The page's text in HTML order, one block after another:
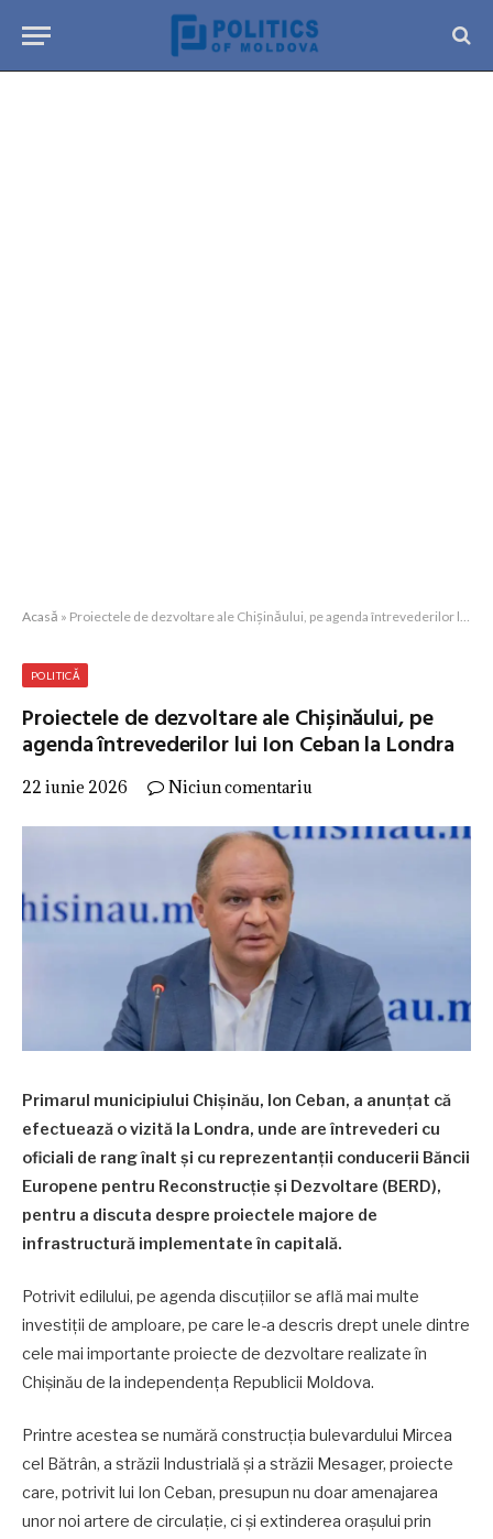
Acasă » Proiectele de dezvoltare ale Chișinăului, pe agenda întrevederilor lui Ion Ceban la Londra
POLITICĂ
Proiectele de dezvoltare ale Chișinăului, pe
agenda întrevederilor lui Ion Ceban la Londra
22 iunie 2026 Niciun comentariu
Primarul municipiului Chișinău, Ion Ceban, a anunțat că
efectuează o vizită la Londra, unde are întrevederi cu
oficiali de rang înalt și cu reprezentanții conducerii Băncii
Europene pentru Reconstrucție și Dezvoltare (BERD),
pentru a discuta despre proiectele majore de
infrastructură implementate în capitală.
Potrivit edilului, pe agenda discuțiilor se află mai multe
investiții de amploare, pe care le-a descris drept unele dintre
cele mai importante proiecte de dezvoltare realizate în
Chișinău de la independența Republicii Moldova.
Printre acestea se numără construcția bulevardului Mircea
cel Bătrân, a străzii Industrială și a străzii Mesager, proiecte
care, potrivit lui Ion Ceban, presupun nu doar amenajarea
unor noi artere de circulație, ci și extinderea orașului prin